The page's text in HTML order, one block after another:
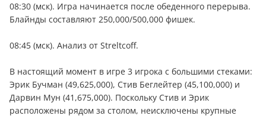
08:30 (мск). Игра начинается после обеденного перерыва.
Блайнды составляют 250,000/500,000 фишек.
08:45 (мск). Анализ от Streltcoff.
В настоящий момент в игре 3 игрока с большими стеками:
Эрик Бучман (49,625,000), Стив Беглейтер (45,100,000) и
Дарвин Мун (41,675,000). Поскольку Стив и Эрик
расположены рядом за столом, неисключены крупные